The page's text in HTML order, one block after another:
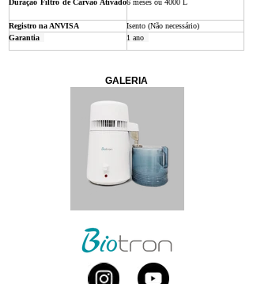
Duração Filtro de Carvão Ativado 6 meses ou 4000 L
Registro na ANVISA
Isento (Não necessário)
Garantia
1 ano
GALERIA